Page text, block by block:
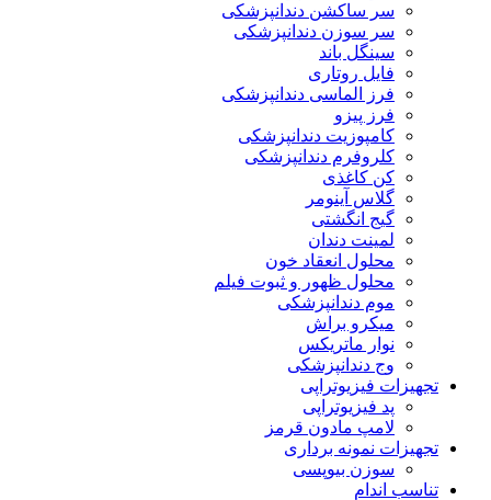
سر ساکشن دندانپزشکی
سر سوزن دندانپزشکی
سینگل باند
فایل روتاری
فرز الماسی دندانپزشکی
فرز پیزو
کامپوزیت دندانپزشکی
کلروفرم دندانپزشکی
کن کاغذی
گلاس آینومر
گیج انگشتی
لمینت دندان
محلول انعقاد خون
محلول ظهور و ثبوت فیلم
موم دندانپزشکی
میکرو براش
نوار ماتریکس
وج دندانپزشکی
تجهیزات فیزیوتراپی
پد فیزیوتراپی
لامپ مادون قرمز
تجهیزات نمونه برداری
سوزن بیوپسی
تناسب اندام